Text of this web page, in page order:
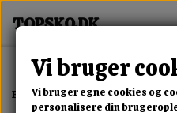
Forside Dame Alle Damesko
Vi bruger
Vi bruger egne cookies og
personalisere din